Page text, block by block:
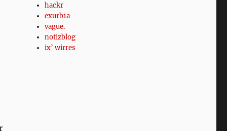
hackr
exurb1a
vague.
notizblog
ix’ wirres